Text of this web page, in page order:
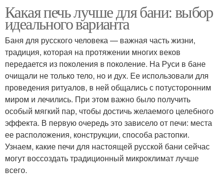
Какая печь лучше для бани: выбор
идеального варианта
Баня для русского человека — важная часть жизни,
традиция, которая на протяжении многих веков
передается из поколения в поколение. На Руси в бане
очищали не только тело, но и дух. Ее использовали для
проведения ритуалов, в ней общались с потусторонним
миром и лечились. При этом важно было получить
особый мягкий пар, чтобы достичь желаемого целебного
эффекта. В первую очередь это зависело от печи: места
ее расположения, конструкции, способа растопки.
Узнаем, какие печи для настоящей русской бани сейчас
могут воссоздать традиционный микроклимат лучше
всего.